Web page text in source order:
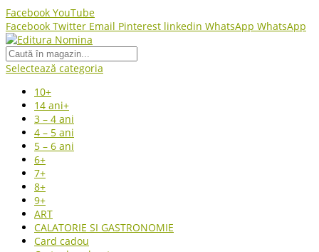
Facebook YouTube
Facebook Twitter Email Pinterest linkedin WhatsApp WhatsApp
Selectează categoria
10+
14 ani+
3 – 4 ani
4 – 5 ani
5 – 6 ani
6+
7+
8+
9+
ART
CALATORIE SI GASTRONOMIE
Card cadou